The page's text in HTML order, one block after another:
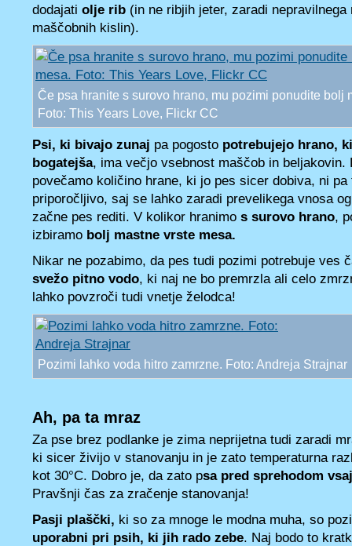
dodajati olje rib (in ne ribjih jeter, zaradi
maščobnih kislin).
Če psa hranite s surovo hrano, mu pozimi ponudite bolj
Foto: This Years Love, Flickr CC
Psi, ki bivajo zunaj pa pogosto potrebujejo hrano,
bogatejša, ima večjo vsebnost maščob in beljakovin.
povečamo količino hrane, ki jo pes sicer dobiva, ni pa
priporočljivo, saj se lahko zaradi prevelikega vnosa
začne pes rediti. V kolikor hranimo s surovo hrano,
izbiramo bolj mastne vrste mesa.
Nikar ne pozabimo, da pes tudi pozimi potrebuje ves
svežo pitno vodo, ki naj ne bo premrzla ali celo
lahko povzroči tudi vnetje želodca!
Pozimi lahko voda hitro zamrzne. Foto: Andreja Strajnar
Ah, pa ta mraz
Za pse brez podlanke je zima neprijetna tudi zaradi
ki sicer živijo v stanovanju in je zato temperaturna
kot 30°C. Dobro je, da zato psa pred sprehodom
Pravšnji čas za zračenje stanovanja!
Pasji plaščki, ki so za mnoge le modna muha, so
uporabni pri psih, ki jih rado zebe. Naj bodo to